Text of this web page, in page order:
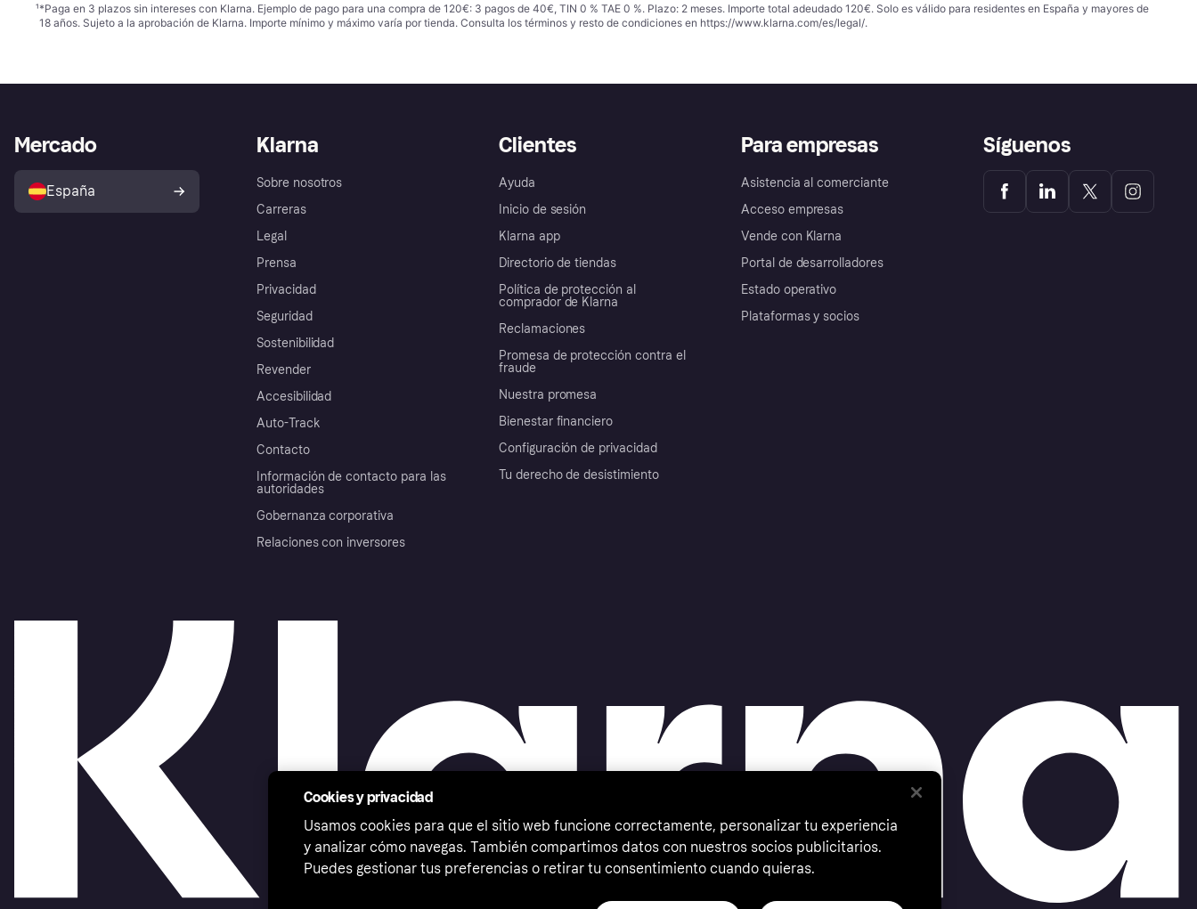
¹*Paga en 3 plazos sin intereses con Klarna. Ejemplo de pago para una compra de 120€: 3 pagos de 40€, TIN 0 % TAE 0 %. Plazo: 2 meses. Importe total adeudado 120€. Solo es válido para residentes en España y mayores de
18 años. Sujeto a la aprobación de Klarna. Importe mínimo y máximo varía por tienda. Consulta los términos y resto de condiciones en https://www.klarna.com/es/legal/.
Klarna
Sobre nosotros
Carreras
Legal
Prensa
Privacidad
Seguridad
Sostenibilidad
Revender
Accesibilidad
Auto-Track
Contacto
Información de contacto para las
autoridades
Gobernanza corporativa
Relaciones con inversores
Clientes
Ayuda
Inicio de sesión
Klarna app
Directorio de tiendas
Política de protección al
comprador de Klarna
Reclamaciones
Promesa de protección contra el
fraude
Nuestra promesa
Bienestar financiero
Configuración de privacidad
Tu derecho de desistimiento
Para empresas
Asistencia al comerciante
Acceso empresas
Vende con Klarna
Portal de desarrolladores
Estado operativo
Plataformas y socios
Mercado
España
Síguenos
Cookies y privacidad
Usamos cookies para que el sitio web funcione correctamente, personalizar tu experiencia
y analizar cómo navegas. También compartimos datos con nuestros socios publicitarios.
Puedes gestionar tus preferencias o retirar tu consentimiento cuando quieras.